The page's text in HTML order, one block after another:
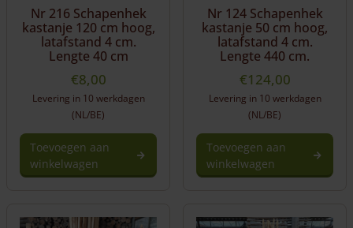
Nr 216 Schapenhek
kastanje 120 cm hoog,
latafstand 4 cm.
Lengte 40 cm
€8,00
Levering in 10 werkdagen
(NL/BE)
Toevoegen aan
winkelwagen
Nr 124 Schapenhek
kastanje 50 cm hoog,
latafstand 4 cm.
Lengte 440 cm.
€124,00
Levering in 10 werkdagen
(NL/BE)
Toevoegen aan
winkelwagen